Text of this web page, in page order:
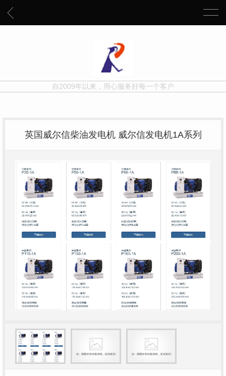
自2009年以来，用心服务好每一个客户
英国威尔信柴油发电机 威尔信发电机1A系列